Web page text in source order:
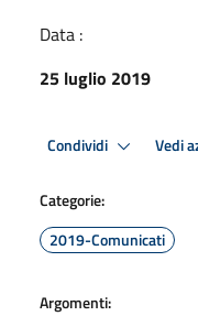
Data :
25 luglio 2019
Condividi Vedi
Categorie:
2019-Comunicati
Argomenti: